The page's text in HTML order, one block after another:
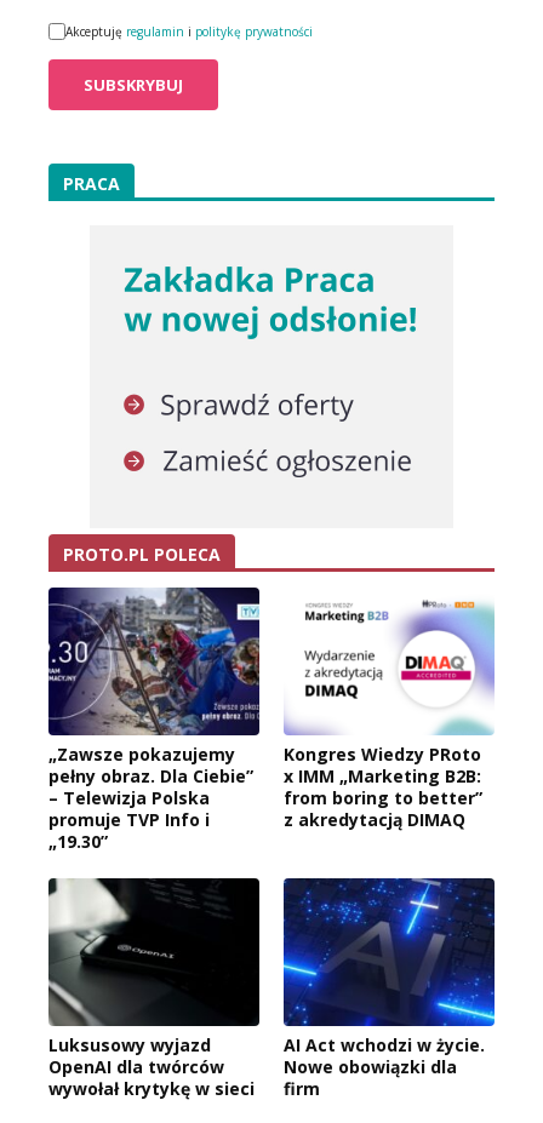
Akceptuję regulamin i politykę prywatności
PRACA
PROTO.PL POLECA
„Zawsze pokazujemy
pełny obraz. Dla Ciebie”
– Telewizja Polska
promuje TVP Info i
„19.30”
Kongres Wiedzy PRoto
x IMM „Marketing B2B:
from boring to better”
z akredytacją DIMAQ
Luksusowy wyjazd
OpenAI dla twórców
wywołał krytykę w sieci
AI Act wchodzi w życie.
Nowe obowiązki dla
firm